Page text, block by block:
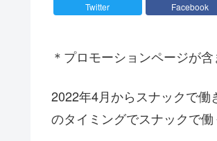
Twitter Facebook
＊プロモーションページが
2022年4月からスナックで働
のタイミングでスナックで働